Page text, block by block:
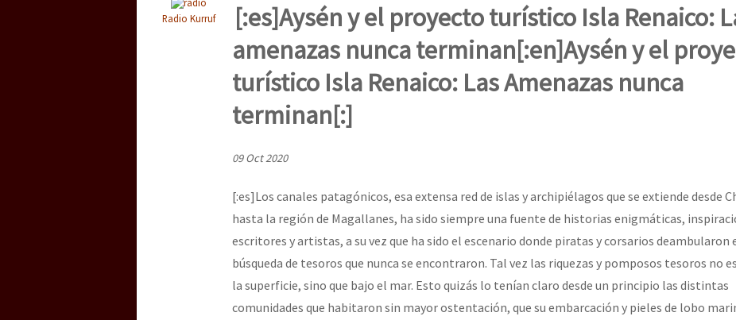
Dia 4 – Encontro “Guerra contra a Humanidade” (As populações e a natureza sob cerco)
Dia 2 do Encontro “Guerra contra a Humanidad”
Dia 1: Encontro “Guerra contra a Humanidade”
[CDMX – 20 julio] Jornadas globales por la libertad de Jesús Plácido Galindo y el alto a la
Radio Kurruf
[:es]Aysén y el proyecto turístico Isla Renaico:
amenazas nunca terminan[:en]Aysén y el
turístico Isla Renaico: Las Amenazas nunca
terminan[:]
09 Oct 2020
[:es]Los canales patagónicos, esa extensa red de islas y archipiélagos que se extiende desde
hasta la región de Magallanes, ha sido siempre una fuente de historias enigmáticas,
escritores y artistas, a su vez que ha sido el escenario donde piratas y corsarios deambularon
búsqueda de tesoros que nunca se encontraron. Tal vez las riquezas y pomposos tesoros no
la superficie, sino que bajo el mar. Esto quizás lo tenían claro desde un principio las distintas
comunidades que habitaron sin mayor ostentación, que su embarcación y pieles de lobo